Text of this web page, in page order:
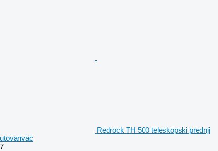
Redrock TH 500 teleskopski prednji
utovarivač
7